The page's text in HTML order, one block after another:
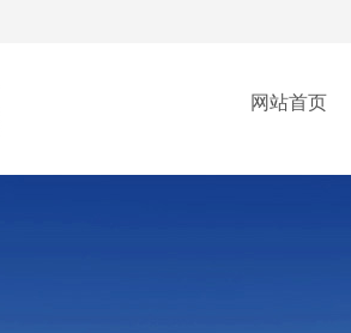
网站首页